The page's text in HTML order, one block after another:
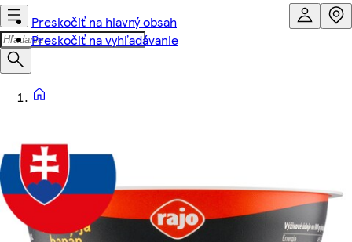
Preskočiť na hlavný obsah
Preskočiť na vyhľadávanie